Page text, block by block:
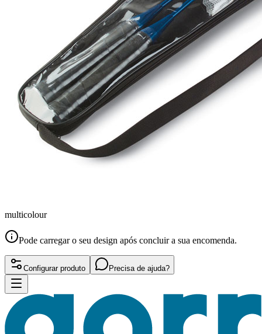
multicolour
Pode carregar o seu design após concluir a sua encomenda.
Configurar produto Precisa de ajuda?